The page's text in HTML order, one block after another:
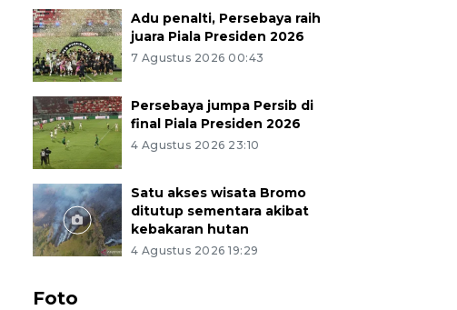
Adu penalti, Persebaya raih
juara Piala Presiden 2026
7 Agustus 2026 00:43
Persebaya jumpa Persib di
final Piala Presiden 2026
4 Agustus 2026 23:10
Satu akses wisata Bromo
ditutup sementara akibat
kebakaran hutan
4 Agustus 2026 19:29
Foto